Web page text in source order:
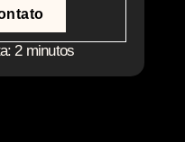
2 minutos